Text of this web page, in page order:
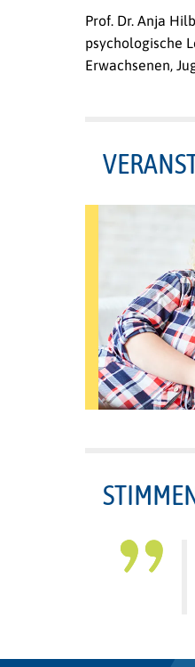
Prof. Dr. Anja
psychologische
Erwachsenen,